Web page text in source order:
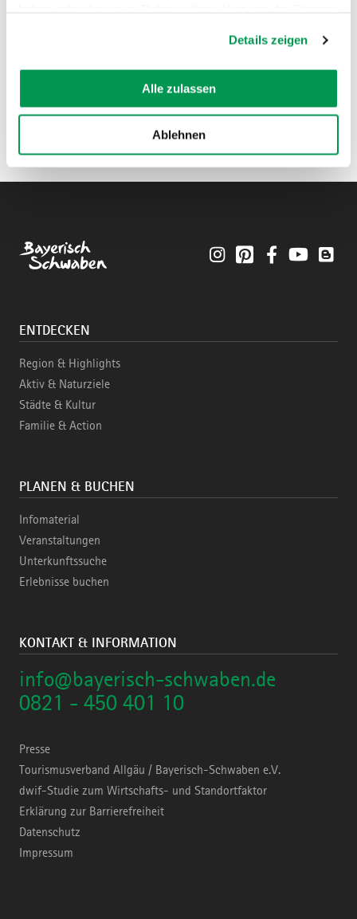
Details zeigen
Alle zulassen
Ablehnen
InstagramPinterestFacebookYouTube
ENTDECKEN
Region & Highlights
Aktiv & Naturziele
Städte & Kultur
Familie & Action
PLANEN & BUCHEN
Infomaterial
Veranstaltungen
Unterkunftssuche
Erlebnisse buchen
KONTAKT & INFORMATION
info@bayerisch-schwaben.de
0821 - 450 401 10
Presse
Tourismusverband Allgäu / Bayerisch-Schwaben e.V.
dwif-Studie zum Wirtschafts- und Standortfaktor
Erklärung zur Barrierefreiheit
Datenschutz
Impressum